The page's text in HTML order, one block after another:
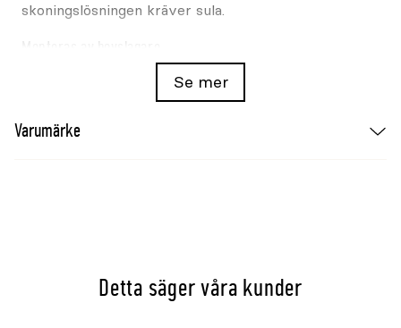
skoningslösningen kräver sula.
Monteras av hovslagare
Sulor ska provas ut och monteras av hovslagare.
Välj storlek efter hovens form och behov, och
användning.
3mm
Se mer
Varumärke
Detta säger våra kunder